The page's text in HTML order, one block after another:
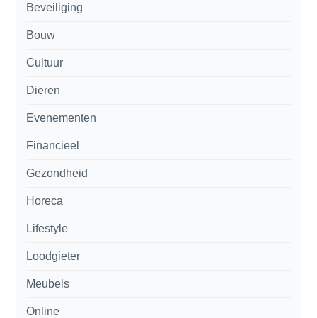
Beveiliging
Bouw
Cultuur
Dieren
Evenementen
Financieel
Gezondheid
Horeca
Lifestyle
Loodgieter
Meubels
Online